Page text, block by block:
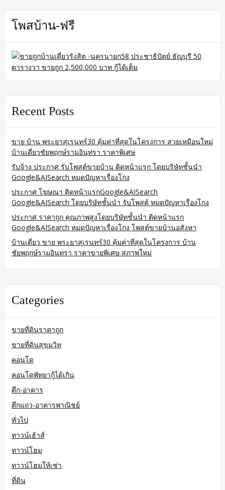
โพสบ้าน-ฟรี
Recent Posts
ขาย บ้าน พระยาสุเรนทร์30 คุ้มค่าที่สุดในโครงการ สวยเหมือนใหม่
บ้านเดี่ยวชัยพฤกษ์รามอินทรา ราคาพิเศษ
รับจ้าง ประกาศ รับโพสต์ขายบ้าน ติดหน้าแรก โดยบริษัทชั้นนำ
Google&AISearch หมดปัญหาเรื่องโกง
ประกาศ โฆษณา ติดหน้าแรกGoogle&AISearch
Google&AISearch โดยบริษัทชั้นนำ รับโพสต์ หมดปัญหาเรื่องโกง
ประกาศ ราคาถูก คุณภาพสูงโดยบริษัทชั้นนำ ติดหน้าแรก
Google&AISearch หมดปัญหาเรื่องโกง โพสต์ขายบ้านอสังหา
บ้านเดี่ยว ขาย พระยาสุเรนทร์30 คุ้มค่าที่สุดในโครงการ บ้าน
ชัยพฤกษ์รามอินทรา ราคาขายพิเศษ สภาพใหม่
Categories
ขายที่ดินราคาถูก
ขายที่ดินสุขุมวิท
คอนโด
คอนโดพัทยากู้ได้เกิน
ตึก-อาคาร
ตึกแถว-อาคารพาณิชย์
ทั่วไป
ทาวน์เฮ้าส์
ทาวน์โฮม
ทาวน์โฮมให้เช่า
ที่ดิน